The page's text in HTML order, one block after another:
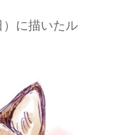
に描いたル